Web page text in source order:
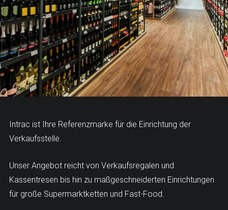
Intrac ist Ihre Referenzmarke für die Einrichtung der
Verkaufsstelle.
Unser Angebot reicht von Verkaufsregalen und
Kassentresen bis hin zu maßgeschneiderten Einrichtungen
für große Supermarktketten und Fast-Food.